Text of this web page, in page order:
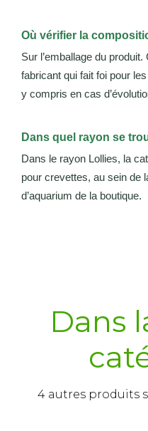
Où vérifier la
Sur l’emballage du
fabricant qui fait foi pour
y compris en cas
Dans quel rayon se
Dans le rayon Lollies, la
pour crevettes, au sein de
d’aquarium de la boutique.
Dans
4 autres produits